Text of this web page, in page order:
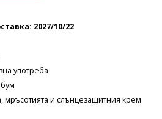
2027/10/22
употреба
и слънцезащитния крем